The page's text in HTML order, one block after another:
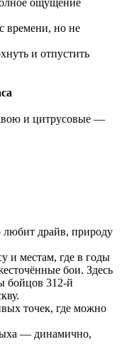
времени, но не
и отпустить
и цитрусовые —
драйв, природу
и местам, где в годы
бои. Здесь
бойцов 312-й
точек, где можно
— динамично,